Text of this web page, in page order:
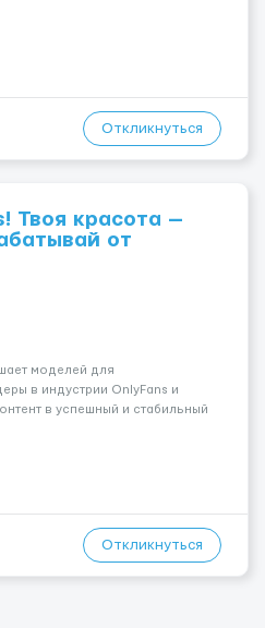
Откликнуться
Твоя красота —
от
моделей для
в индустрии OnlyFans и
в успешный и стабильный
у вас есть
Откликнуться